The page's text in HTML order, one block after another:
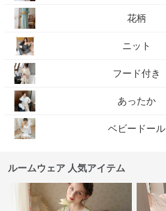
花柄
ニット
フード付き
あったか
ベビードール
ルームウェア 人気アイテム